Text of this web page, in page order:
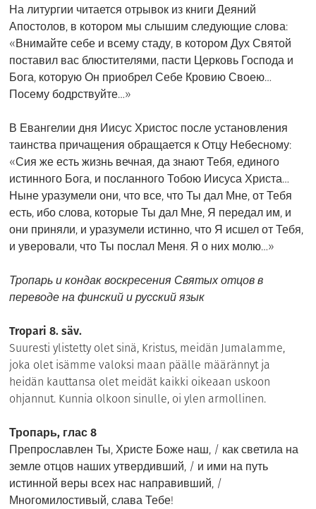
На литургии читается отрывок из книги Деяний
Апостолов, в котором мы слышим следующие слова:
«Внимайте себе и всему стаду, в котором Дух Святой
поставил вас блюстителями, пасти Церковь Господа и
Бога, которую Он приобрел Себе Кровию Своею…
Посему бодрствуйте…»
В Евангелии дня Иисус Христос после установления
таинства причащения обращается к Отцу Небесному:
«Сия же есть жизнь вечная, да знают Тебя, единого
истинного Бога, и посланного Тобою Иисуса Христа…
Ныне уразумели они, что все, что Ты дал Мне, от Тебя
есть, ибо слова, которые Ты дал Мне, Я передал им, и
они приняли, и уразумели истинно, что Я исшел от Тебя,
и уверовали, что Ты послал Меня. Я о них молю…»
Тропарь и кондак воскресения Святых отцов в
переводе на финский и русский язык
Tropari 8. säv.
Suuresti ylistetty olet sinä, Kristus, meidän Jumalamme,
joka olet isämme valoksi maan päälle määrännyt ja
heidän kauttansa olet meidät kaikki oikeaan uskoon
ohjannut. Kunnia olkoon sinulle, oi ylen armollinen.
Тропарь, глас 8
Препрославлен Ты, Христе Боже наш, / как светила на
земле отцов наших утвердивший, / и ими на путь
истинной веры всех нас направивший, /
Многомилостивый, слава Тебе!